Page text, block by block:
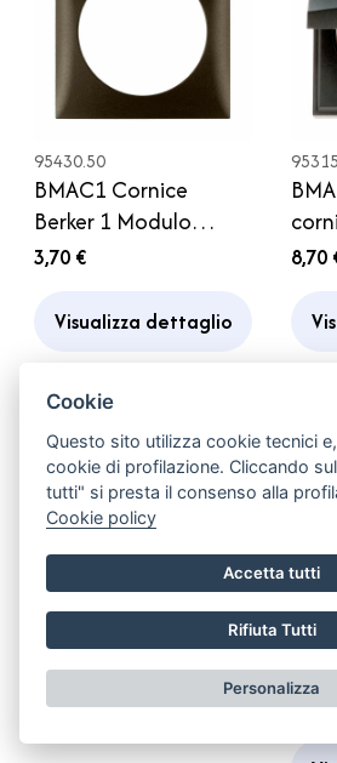
95430.50
BMAC1 Cornice
Berker 1 Modulo
Marrone 60x60mm
3,70 €
Visualizza dettaglio
per
8,70
PRB203
Borsa Sacca custodia
in stoffa per cavo
elettrico Camper
9,60 €
Visualizza dettaglio
3,50
Cookie
Questo sito utilizza cookie tecnici
cookie di profilazione. Cliccando
tutti" si presta il consenso alla
Cookie policy
Accetta tutti
Rifiuta Tutti
Personalizza